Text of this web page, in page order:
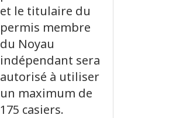
et le titulaire du
permis membre
du Noyau
indépendant sera
autorisé à utiliser
un maximum de
175 casiers.